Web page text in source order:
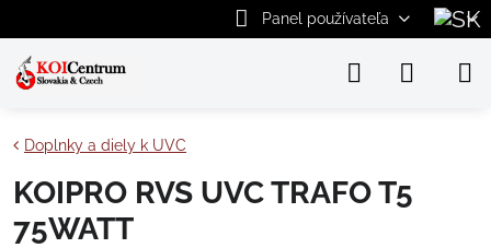
Panel používateľa
Doplnky a diely k UVC
KOIPRO RVS UVC TRAFO T5
75WATT